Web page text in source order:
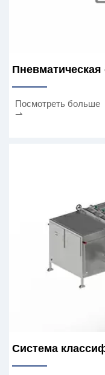
Посмотреть больше
⇀
Система